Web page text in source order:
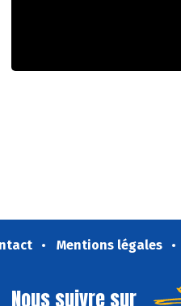
Mentions légales
Nous suivre sur